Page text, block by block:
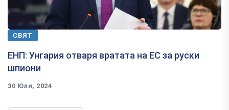
СВЯТ
ЕНП: Унгария отваря вратата на ЕС за руски
шпиони
30 Юли, 2024